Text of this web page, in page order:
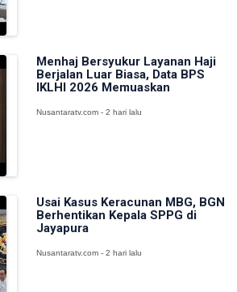
Menhaj Bersyukur Layanan Haji
Berjalan Luar Biasa, Data BPS
IKLHI 2026 Memuaskan
Nusantaratv.com - 2 hari lalu
Usai Kasus Keracunan MBG, BGN
Berhentikan Kepala SPPG di
Jayapura
Nusantaratv.com - 2 hari lalu